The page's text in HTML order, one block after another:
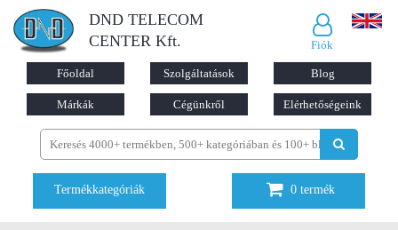
DND TELECOM
CENTER Kft.
Fiók
Főoldal Szolgáltatások Blog
Márkák Cégünkről Elérhetőségeink
Termékkategóriák 0 termék